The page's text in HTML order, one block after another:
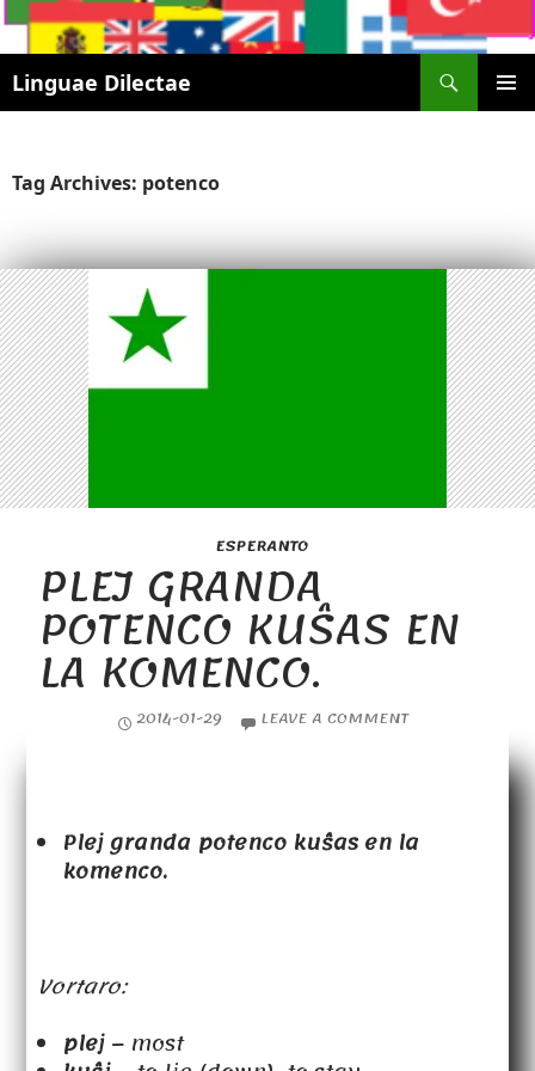
Linguae Dilectae
SKIP
Tag Archives: potenco
ESPERANTO
PLEJ GRANDA
POTENCO KUŜAS EN
LA KOMENCO.
2014-01-29 LEAVE A COMMENT
Plej granda potenco kuŝas en la
komenco.
Vortaro:
plej– most